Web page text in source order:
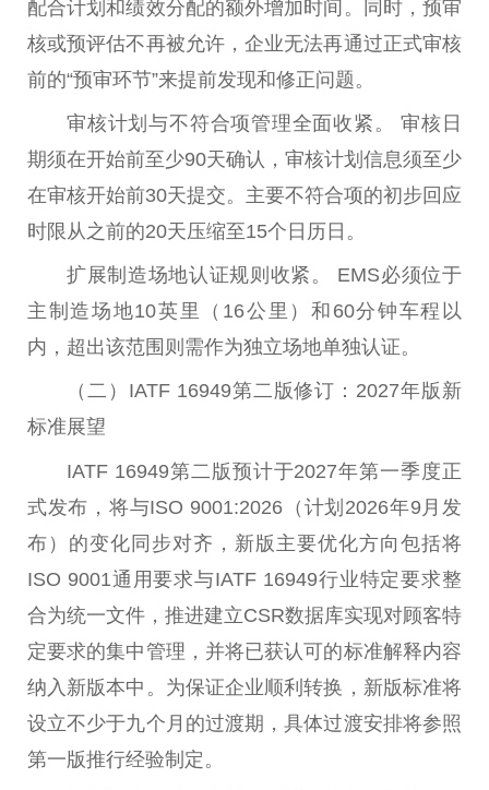
配合计划和绩效分配的额外增加时间。同时，预审
核或预评估不再被允许，企业无法再通过正式审核
前的“预审环节”来提前发现和修正问题。
审核计划与不符合项管理全面收紧。 审核日
期须在开始前至少90天确认，审核计划信息须至少
在审核开始前30天提交。主要不符合项的初步回应
时限从之前的20天压缩至15个日历日。
扩展制造场地认证规则收紧。 EMS必须位于
主制造场地10英里（16公里）和60分钟车程以
内，超出该范围则需作为独立场地单独认证。
（二）IATF 16949第二版修订：2027年版新
标准展望
IATF 16949第二版预计于2027年第一季度正
式发布，将与ISO 9001:2026（计划2026年9月发
布）的变化同步对齐，新版主要优化方向包括将
ISO 9001通用要求与IATF 16949行业特定要求整
合为统一文件，推进建立CSR数据库实现对顾客特
定要求的集中管理，并将已获认可的标准解释内容
纳入新版本中。为保证企业顺利转换，新版标准将
设立不少于九个月的过渡期，具体过渡安排将参照
第一版推行经验制定。